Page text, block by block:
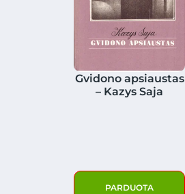
Gvidono apsiaustas
– Kazys Saja
PARDUOTA